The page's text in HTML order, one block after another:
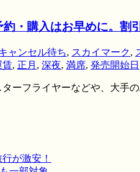
・購入はお早めに。割
ャンセル待ち, スカイマーク,
賃, 正月 , 深夜, 満席, 発売開始日
ーフライヤーなどや、大
が激安！